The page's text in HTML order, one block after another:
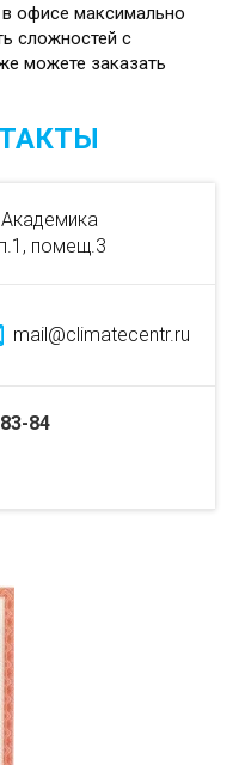
офисе максимально
сложностей с
можете заказать
помещ.3
mail@climatecentr.ru
84